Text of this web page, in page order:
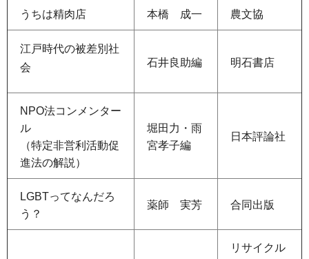
うちは精肉店 本橋 成一 農文協
江戸時代の被差別社
会
石井良助編 明石書店
NPO法コンメンター
ル
（特定非営利活動促
進法の解説）
堀田力・雨
宮孝子編
日本評論社
LGBTってなんだろ
う？
薬師 実芳 合同出版
リサイクル